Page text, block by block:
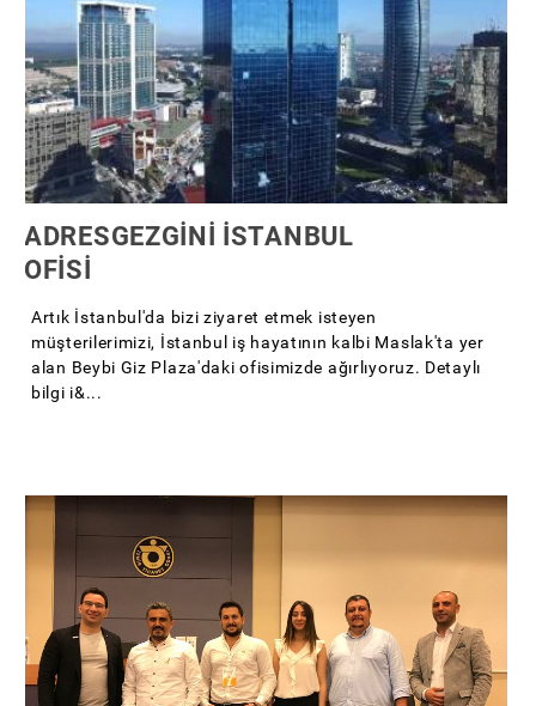
ADRESGEZGİNİ İSTANBUL
OFİSİ
Artık İstanbul'da bizi ziyaret etmek isteyen
müşterilerimizi, İstanbul iş hayatının kalbi Maslak'ta yer
alan Beybi Giz Plaza'daki ofisimizde ağırlıyoruz. Detaylı
bilgi i&...